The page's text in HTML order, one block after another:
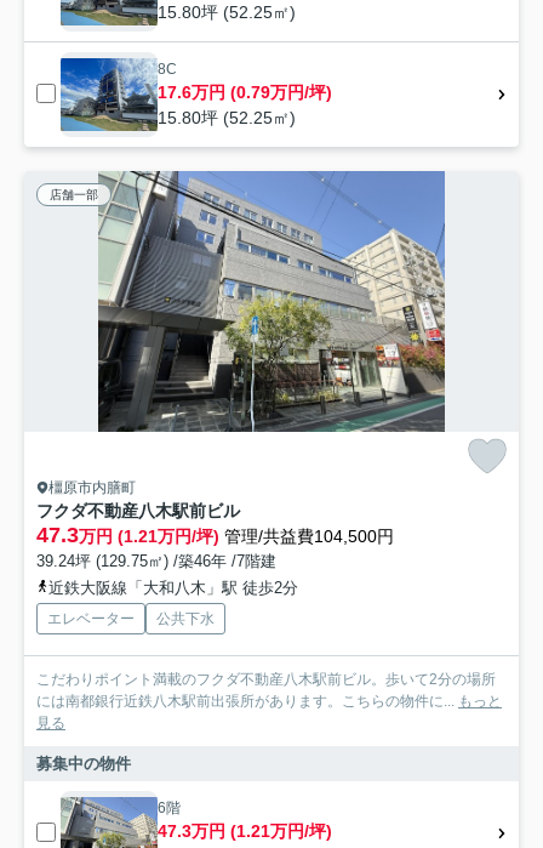
15.80坪 (52.25㎡)
8C
17.6万円 (0.79万円/坪)
15.80坪 (52.25㎡)
店舗一部
橿原市内膳町
フクダ不動産八木駅前ビル
47.3万円 (1.21万円/坪) 管理/共益費104,500円
39.24坪 (129.75㎡) /築46年 /7階建
近鉄大阪線「大和八木」駅 徒歩2分
エレベーター 公共下水
こだわりポイント満載のフクダ不動産八木駅前ビル。歩いて2分の場所
には南都銀行近鉄八木駅前出張所があります。こちらの物件に... もっと
見る
募集中の物件
6階
47.3万円 (1.21万円/坪)